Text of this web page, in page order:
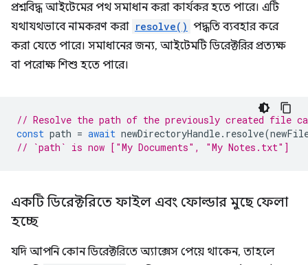
প্রশ্নবিদ্ধ আইটেমের পথ সমাধান করা কার্যকর হতে পারে। এটি
যথাযথভাবে নামকরণ করা resolve() পদ্ধতি ব্যবহার করে
করা যেতে পারে। সমাধানের জন্য, আইটেমটি ডিরেক্টরির প্রত্যক্ষ
বা পরোক্ষ শিশু হতে পারে।
// Resolve the path of the previously created file
const path = await newDirectoryHandle. resolve(
// `path` is now ["My Documents", "My Notes.txt"]
একটি ডিরেক্টরিতে ফাইল এবং ফোল্ডার মুছে ফেলা
হচ্ছে
যদি আপনি কোন ডিরেক্টরিতে অ্যাক্সেস পেয়ে থাকেন, তাহলে